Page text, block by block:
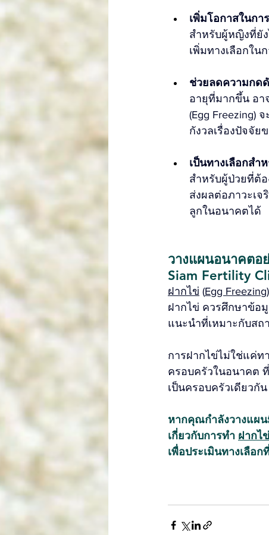
เพิ่มโอกาสในกา
สำหรับผู้หญิงที่ยัง
เพิ่มทางเลือกใ
ช่วยลดความกด
อายุที่มากขึ้น อา
(Egg Freezing)
กังวลเรื่องปัจจัย
เป็นทางเลือกสำ
สำหรับผู้ป่วยที่ต้
ส่งผลต่อภาวะเจ
ลูกในอนาคตได้
วางแผนอนาคตอ
Siam Fertility
ฝากไข่ (Egg Freezing
ฝากไข่ ควรศึกษาข้อ
แนะนำที่เหมาะกับส
การฝากไข่ไม่ใช่แค่ท
ครอบครัวในอนาคต ที่
เป็นครอบครัวเดียวกัน
หากคุณกำลังวางแผ
เกี่ยวกับการทำ ฝากไข่
เพื่อประเมินทางเลือ